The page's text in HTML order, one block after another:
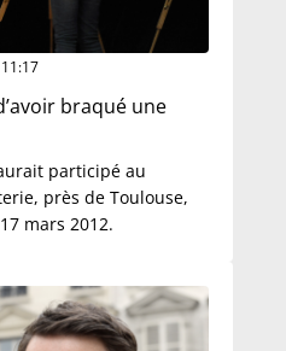
braqué une
participé au
près de Toulouse,
mars 2012.